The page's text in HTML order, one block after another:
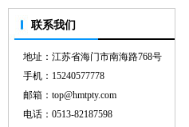
联系我们
地址：江苏省海门市南海路768号
手机：15240577778
邮箱：top@hmtpty.com
电话：0513-82187598